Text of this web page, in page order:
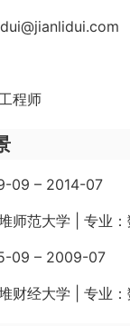
程师
09 – 2014-07
师范大学 | 专业
09 – 2009-07
财经大学 | 专业